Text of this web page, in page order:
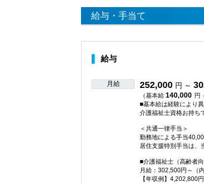
給与・手当て
給与
月給 252,000 円 ～
（基本給 140,000 円
■基本給は経験により
介護福祉士資格お持ち
＜共通一律手当＞
勤務地による手当
居住支援特別手当は、
■介護福祉士（高齢者
月給：302,500円～（
【年収例】4,202,800円